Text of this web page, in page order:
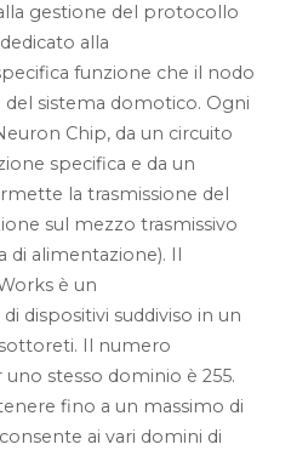
gestione del protocollo
alla
funzione che il nodo
del sistema domotico. Ogni
Chip, da un circuito
specifica e da un
la trasmissione del
sul mezzo trasmissivo
alimentazione). Il
è un
dispositivi suddiviso in un
Il numero
stesso dominio è 255.
fino a un massimo di
ai vari domini di